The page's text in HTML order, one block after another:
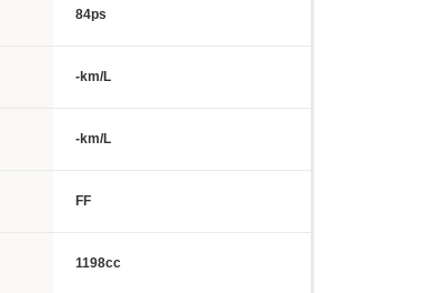
84ps
-km/L
-km/L
FF
1198cc